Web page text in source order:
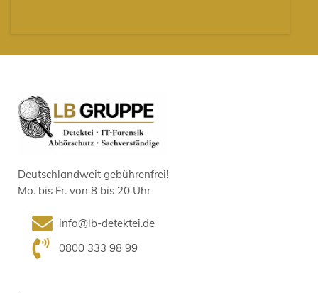
Deutschlandweit gebührenfrei!
Mo. bis Fr. von 8 bis 20 Uhr
info@lb-detektei.de
0800 333 98 99